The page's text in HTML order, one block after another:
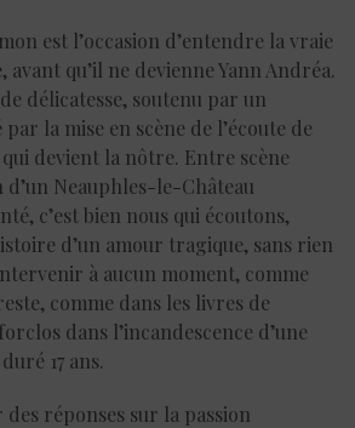
est l’occasion d’entendre la vraie
avant qu’il ne devienne Yann Andréa.
délicatesse, soutenu par un
la mise en scène de l’écoute de
devient la nôtre. Entre scène
Neauphles-le-Château
c’est bien nous qui écoutons,
d’un amour tragique, sans rien
à aucun moment, comme
comme dans les livres de
dans l’incandescence d’une
17 ans.
réponses sur la passion